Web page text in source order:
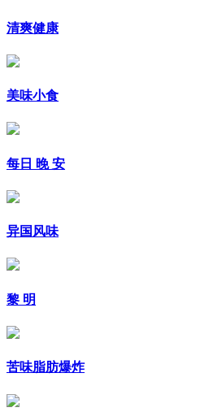
清爽健康
美味小食
每日 晚 安
异国风味
黎 明
苦味脂肪爆炸